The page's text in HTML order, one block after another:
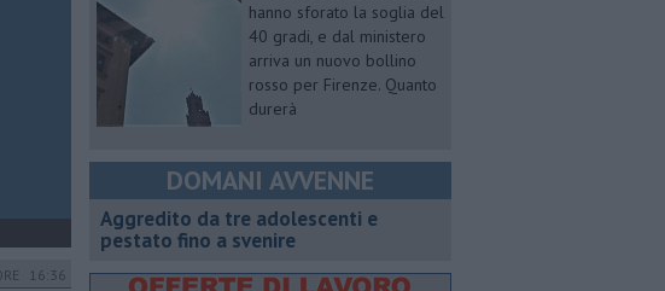
16:36
hanno sforato la soglia del
40 gradi, e dal ministero
arriva un nuovo bollino
rosso per Firenze. Quanto
durerà
DOMANI AVVENNE
Aggredito da tre adolescenti e
pestato fino a svenire